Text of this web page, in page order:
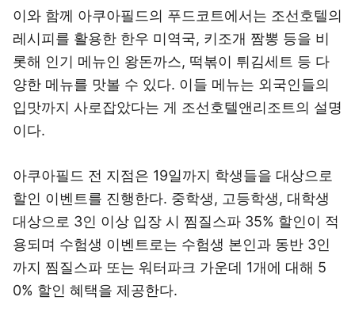
이와 함께 아쿠아필드의 푸드코트에서는 조선호텔의
레시피를 활용한 한우 미역국, 키조개 짬뽕 등을 비
롯해 인기 메뉴인 왕돈까스, 떡볶이 튀김세트 등 다
양한 메뉴를 맛볼 수 있다. 이들 메뉴는 외국인들의
입맛까지 사로잡았다는 게 조선호텔앤리조트의 설명
이다.
아쿠아필드 전 지점은 19일까지 학생들을 대상으로
할인 이벤트를 진행한다. 중학생, 고등학생, 대학생
대상으로 3인 이상 입장 시 찜질스파 35% 할인이 적
용되며 수험생 이벤트로는 수험생 본인과 동반 3인
까지 찜질스파 또는 워터파크 가운데 1개에 대해 5
0% 할인 혜택을 제공한다.